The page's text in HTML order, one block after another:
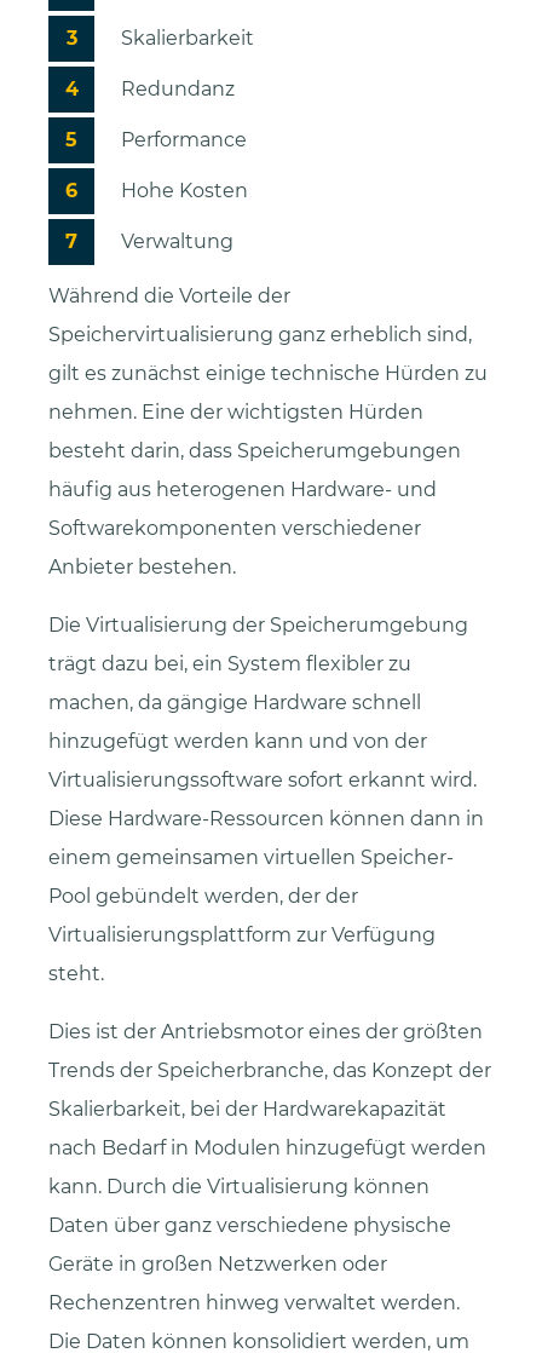
Skalierbarkeit
Redundanz
Performance
Hohe Kosten
Verwaltung
Während die Vorteile der
Speichervirtualisierung ganz erheblich sind,
gilt es zunächst einige technische Hürden zu
nehmen. Eine der wichtigsten Hürden
besteht darin, dass Speicherumgebungen
häufig aus heterogenen Hardware- und
Softwarekomponenten verschiedener
Anbieter bestehen.
Die Virtualisierung der Speicherumgebung
trägt dazu bei, ein System flexibler zu
machen, da gängige Hardware schnell
hinzugefügt werden kann und von der
Virtualisierungssoftware sofort erkannt wird.
Diese Hardware-Ressourcen können dann in
einem gemeinsamen virtuellen Speicher-
Pool gebündelt werden, der der
Virtualisierungsplattform zur Verfügung
steht.
Dies ist der Antriebsmotor eines der größten
Trends der Speicherbranche, das Konzept der
Skalierbarkeit, bei der Hardwarekapazität
nach Bedarf in Modulen hinzugefügt werden
kann. Durch die Virtualisierung können
Daten über ganz verschiedene physische
Geräte in großen Netzwerken oder
Rechenzentren hinweg verwaltet werden.
Die Daten können konsolidiert werden, um